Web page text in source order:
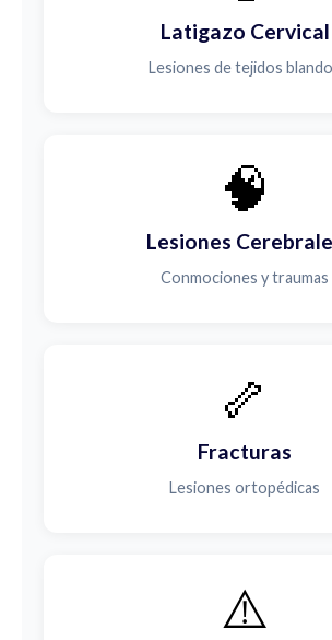
Latigazo Cervical
Lesiones de tejidos
🧠
Lesiones
Conmociones y traumas
🦴
Fracturas
Lesiones ortopédicas
⚠️